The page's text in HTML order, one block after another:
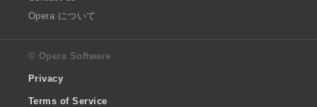
Opera について
© Opera Software
Privacy
Terms of Service